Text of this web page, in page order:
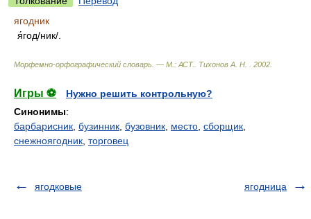
ягодник
я́год/ник/.
Морфемно-орфографический словарь. — М.: АСТ. Тихонов А. Н. 2002
Игры ⚽
Нужно решить контрольную?
Синонимы:
барбарисник бузинник бузовник место сборщик
снежноягодник торговец
ягодковые ягодница